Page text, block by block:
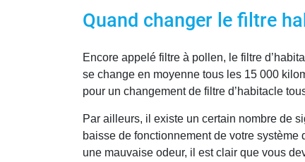
Quand changer le filtre
Encore appelé filtre à pollen, le filtre
se change en moyenne tous les 15 000
pour un changement de filtre d’habitacle
Par ailleurs, il existe un certain nombre de
baisse de fonctionnement de votre
une mauvaise odeur, il est clair que vous